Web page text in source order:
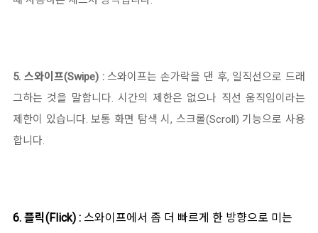
5. 스와이프(Swipe) :스와이프는 손가락을 댄 후, 일직선으로 드래
그하는 것을 말합니다. 시간의 제한은 없으나 직선 움직임이라는
제한이 있습니다. 보통 화면 탐색 시, 스크롤(Scroll) 기능으로 사용
합니다.
6. 플릭(Flick) : 스와이프에서 좀 더 빠르게 한 방향으로 미는